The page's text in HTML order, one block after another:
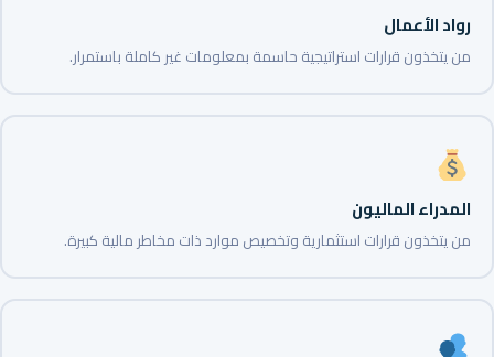
رواد الأعمال
من يتخذون قرارات استراتيجية حاسمة بمعلومات غير كاملة باستمرار.
المدراء الماليون
من يتخذون قرارات استثمارية وتخصيص موارد ذات مخاطر مالية كبيرة.